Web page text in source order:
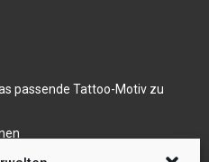
passende Tattoo-Motiv zu